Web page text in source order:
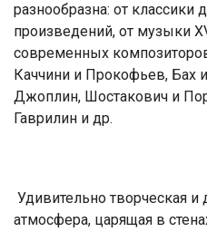
разнообразна: от классики
произведений, от музыки
современных
Каччини и Прокофьев, Бах
Джоплин, Шостакович и
Гаврилин и др.
Удивительно творческая и
атмосфера, царящая в